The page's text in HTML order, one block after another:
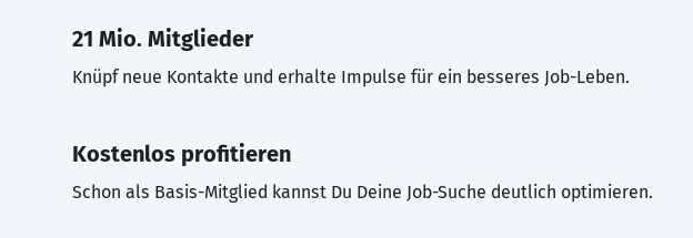
21 Mio. Mitglieder
Knüpf neue Kontakte und erhalte Impulse für ein besseres Job-Leben.
Kostenlos profitieren
Schon als Basis-Mitglied kannst Du Deine Job-Suche deutlich optimieren.